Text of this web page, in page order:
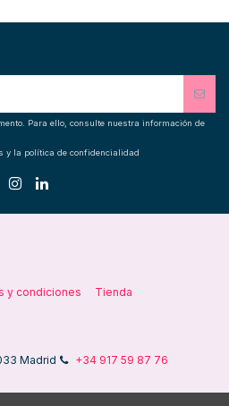
Para ello, consulte nuestra información de
y la política de confidencialidad
y condiciones Tienda
Madrid
+34 917 59 87 76